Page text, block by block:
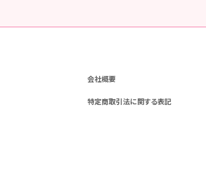
会社概要
特定商取引法に関する表記